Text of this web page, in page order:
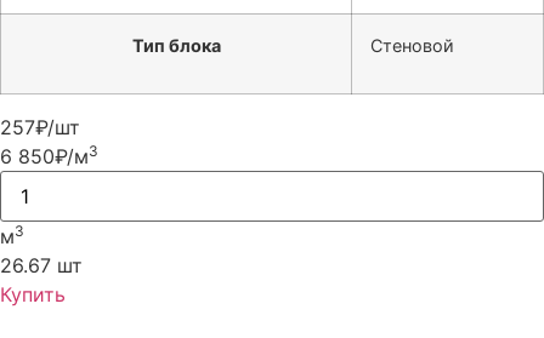
Тип блока Стеновой
257₽/шт
6 850₽/м3
м3
26.67 шт
Купить